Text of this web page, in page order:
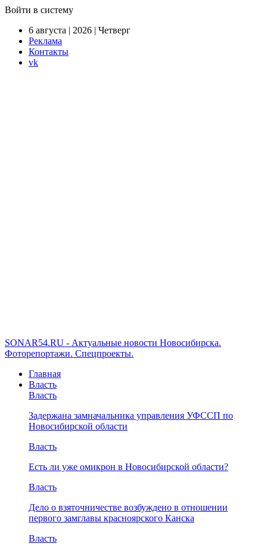
Войти в систему
6 августа | 2026 | Четверг
Реклама
Контакты
vk
SONAR54.RU - Актуальные новости Новосибирска.
Фоторепортажи. Спецпроекты.
Главная
Власть
Власть
Задержана замначальника управления УФССП по
Новосибирской области
Власть
Есть ли уже омикрон в Новосибирской области?
Власть
Дело о взяточничестве возбуждено в отношении
первого замглавы красноярского Канска
Власть